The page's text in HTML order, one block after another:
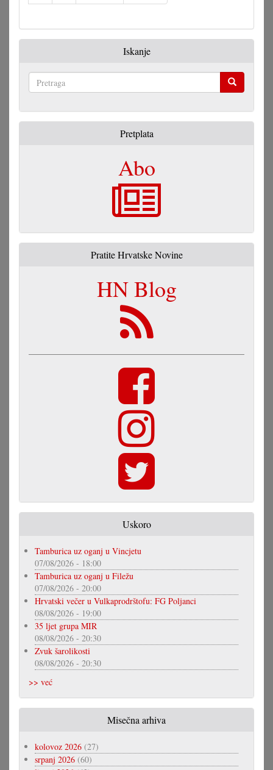
Iskanje
Pretplata
Abo
Pratite Hrvatske Novine
HN Blog
Uskoro
Tamburica uz oganj u Vincjetu
07/08/2026 - 18:00
Tamburica uz oganj u Filežu
07/08/2026 - 20:00
Hrvatski večer u Vulkaprodrštofu: FG Poljanci
08/08/2026 - 19:00
35 ljet grupa MIR
08/08/2026 - 20:30
Zvuk šarolikosti
08/08/2026 - 20:30
>> već
Misečna arhiva
kolovoz 2026 (27)
srpanj 2026 (60)